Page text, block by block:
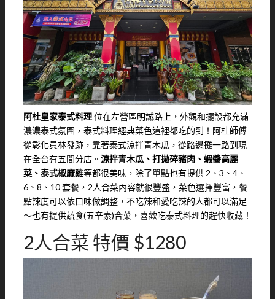
阿杜皇家泰式料理位在左營區明誠路上，外觀和擺設都充滿
濃濃泰式氛圍，泰式料理經典菜色這裡都吃的到！阿杜師傅
從彰化員林發跡，靠著泰式涼拌青木瓜，從路邊攤一路到現
在全台有五間分店。 涼拌青木瓜、打拋碎豬肉、蝦醬高麗
菜、泰式椒麻雞等都很美味，除了單點也有提供 2、3、4、
6、8、10 套餐，2人合菜內容就很豐盛，菜色選擇豐富，餐
點辣度可以依口味做調整，不吃辣和愛吃辣的人都可以滿足
～也有提供蔬食(五辛素)合菜，喜歡吃泰式料理的趕快收藏！
2人合菜 特價 $1280